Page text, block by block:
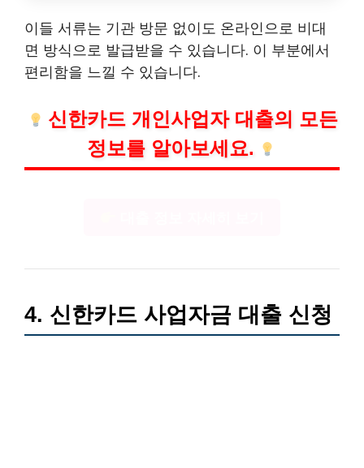
이들 서류는 기관 방문 없이도 온라인으로 비대
면 방식으로 발급받을 수 있습니다. 이 부분에서
편리함을 느낄 수 있습니다.
신한카드 개인사업자 대출의 모든
정보를 알아보세요.
4. 신한카드 사업자금 대출 신청